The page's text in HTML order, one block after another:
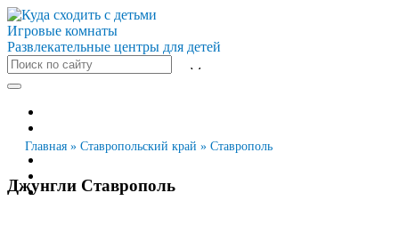
Игровые комнаты
Развлекательные центры для детей
Санкт-Петербург
Казань
Главная » Ставропольский край » Ставрополь
Джунгли Ставрополь